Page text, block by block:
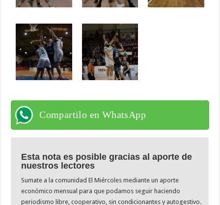
Compartilo en WhatsApp
Esta nota es posible gracias al aporte de
nuestros lectores
Sumate a la comunidad El Miércoles mediante un aporte
económico mensual para que podamos seguir haciendo
periodismo libre, cooperativo, sin condicionantes y autogestivo.